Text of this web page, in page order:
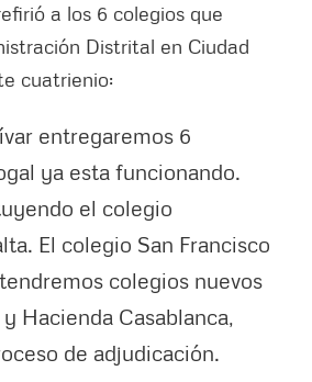
a los 6 colegios que
Distrital en Ciudad
cuatrienio:
entregaremos 6
ya esta funcionando.
el colegio
El colegio San Francisco
colegios nuevos
Hacienda Casablanca,
de adjudicación.